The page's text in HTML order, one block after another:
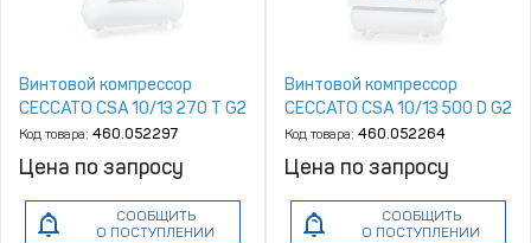
Винтовой компрессор
CECCATO CSA 10/13 270 T G2
Код товара: 460.052297
Цена по запросу
СООБЩИТЬ
О ПОСТУПЛЕНИИ
Винтовой компрессор
CECCATO CSA 10/13 500 D G2
Код товара: 460.052264
Цена по запросу
СООБЩИТЬ
О ПОСТУПЛЕНИИ